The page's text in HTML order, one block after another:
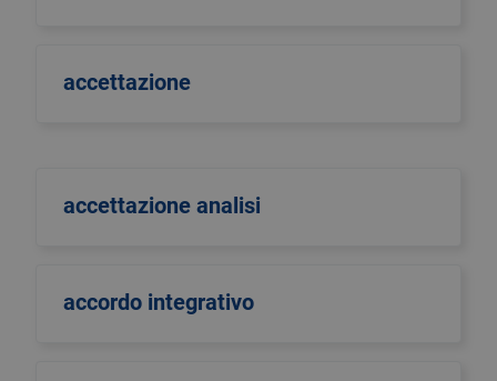
accettazione
accettazione analisi
accordo integrativo